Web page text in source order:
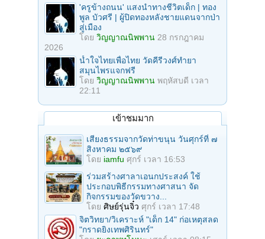
'ครูข้างถนน' แสงนำทางชีวิตเด็ก | ทอง
พูล บัวศรี | ผู้ปิดทองหลังชายแดนจากป่า
สู่เมือง
โดย วิญญาณนิพพาน 28 กรกฎาคม
2026
น้ำใจไทยเพื่อไทย วัดคีรีวงศ์ทำยา
สมุนไพรแจกฟรี
โดย วิญญาณนิพพาน พฤหัสบดี เวลา
22:11
เข้าชมมาก
เสียงธรรมจากวัดท่าขนุน วันศุกร์ที่ ๗
สิงหาคม ๒๕๖๙
โดย iamfu ศุกร์ เวลา 16:53
ร่วมสร้างศาลาเอนกประสงค์ ใช้
ประกอบพิธีกรรมทางศาสนา จัด
กิจกรรมของวัดขวาง...
โดย ศิษย์รุ่นจิ๋ว ศุกร์ เวลา 17:48
จิตวิทยา/วิเคราะห์ "เด็ก 14" ก่อเหตุสลด
"กราดยิงเทพศิรินทร์"